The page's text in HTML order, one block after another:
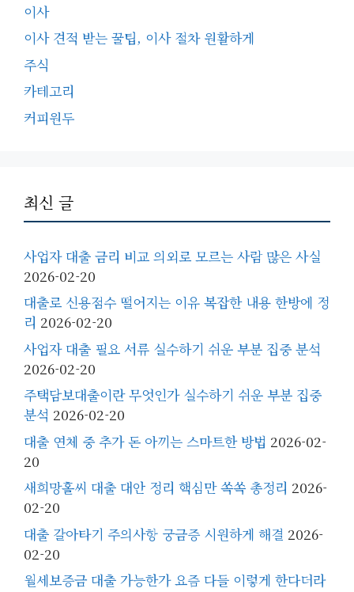
이사
이사 견적 받는 꿀팁, 이사 절차 원활하게
주식
카테고리
커피원두
최신 글
사업자 대출 금리 비교 의외로 모르는 사람 많은 사실
2026-02-20
대출로 신용점수 떨어지는 이유 복잡한 내용 한방에 정
리 2026-02-20
사업자 대출 필요 서류 실수하기 쉬운 부분 집중 분석
2026-02-20
주택담보대출이란 무엇인가 실수하기 쉬운 부분 집중
분석 2026-02-20
대출 연체 중 추가 돈 아끼는 스마트한 방법 2026-02-
20
새희망홀씨 대출 대안 정리 핵심만 쏙쏙 총정리 2026-
02-20
대출 갈아타기 주의사항 궁금증 시원하게 해결 2026-
02-20
월세보증금 대출 가능한가 요즘 다들 이렇게 한다더라